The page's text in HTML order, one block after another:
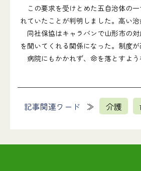
この要求を受けとめた五自治体の
れていたことが判明しました。高い
同社保協はキャラバンで山形市の
を聞いてくれる関係になった。制度
病院にもかかれず、命を落とすよ
記事関連ワード 介護